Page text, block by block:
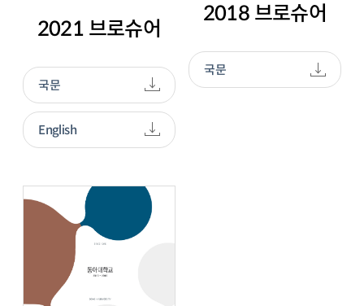
2021 브로슈어
국문
English
2018 브로슈어
국문